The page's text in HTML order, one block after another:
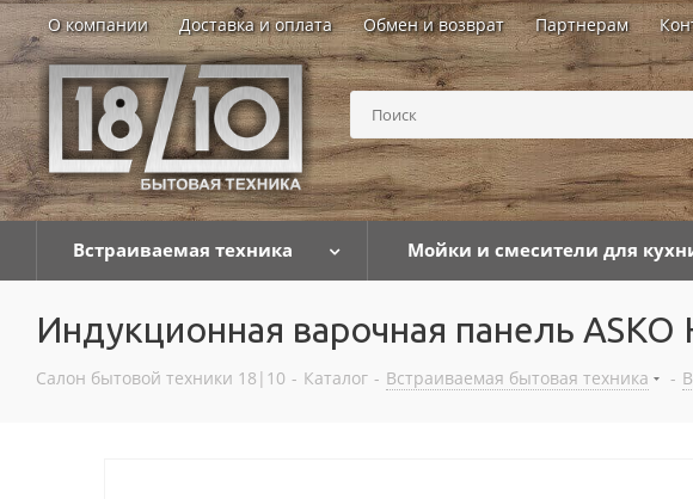
О компании Доставка и оплата Обмен и возврат Партнерам
Встраиваемая техника Мойки и смесители для
Индукционная варочная панель ASKO
Салон бытовой техники 18|10 - Каталог - Встраиваемая бытовая техника -